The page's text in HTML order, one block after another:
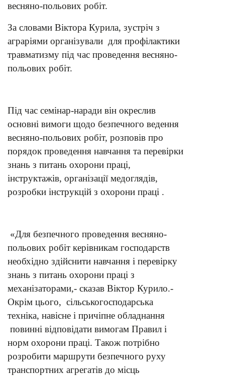
весняно-польових робіт.
За словами Віктора Курила, зустріч з
аграріями організували для профілактики
травматизму під час проведення весняно-
польових робіт.
Під час семінар-наради він окреслив
основні вимоги щодо безпечного ведення
весняно-польових робіт, розповів про
порядок проведення навчання та перевірки
знань з питань охорони праці,
інструктажів, організації медоглядів,
розробки інструкцій з охорони праці .
«Для безпечного проведення весняно-
польових робіт керівникам господарств
необхідно здійснити навчання і перевірку
знань з питань охорони праці з
механізаторами,- сказав Віктор Курило.-
Окрім цього, сільськогосподарська
техніка, навісне і причіпне обладнання
повинні відповідати вимогам Правил і
норм охорони праці. Також потрібно
розробити маршрути безпечного руху
транспортних агрегатів до місць